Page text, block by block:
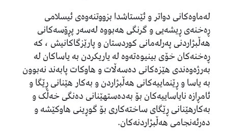
لەماوەکانی دواتر و ئێستاشدا بزووتنەوەی ئیسلامی
ڕەخنەی ڕیشەیی و گرنگی هەبووە لەسەر پڕۆسەکانی
هەڵبژاردنی پەرلەمانی کوردستان و پارێزگاکانیش ، کە
ڕەخنەکان خۆی بینیوەتەوە لە یاریکردن بە یاساکان لە
بەرژەوەندی هێزەکانی دەسەڵات و هاوکات پابەند نەبوون
بە یاسا و ڕێنماییەکانی هەڵبژاردن و بەکار هێنانی ڕێگا و
ئامڕازە نایاساییەکان بۆ بەدەستهێنانی دەنگی خەڵک و
بەکارهێنانی ڕێگای ساختەکاری بۆ گوڕینی هاوکێشە و
دەرئەنجامی هەڵبژاردنەکان.